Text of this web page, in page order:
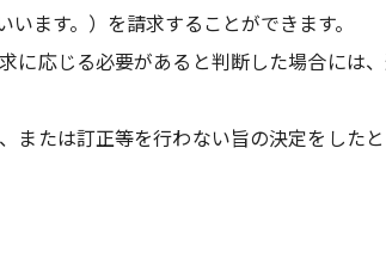
ます。）を請求することができます。
に応じる必要があると判断した場合には
または訂正等を行わない旨の決定をした